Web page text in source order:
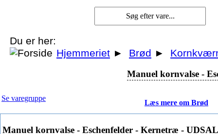
Du er her:
Hjemmeriet ► Brød ►
Manuel kornvalse -
Se varegruppe
Læs mere om Brød
Manuel kornvalse - Eschenfelder - Kernetræ -